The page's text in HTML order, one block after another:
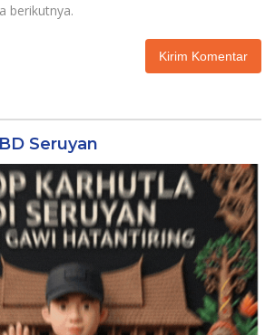
berikutnya.
Seruyan